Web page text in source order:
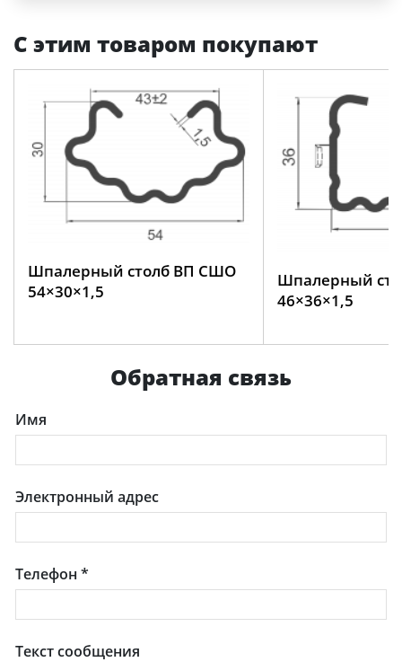
С этим товаром покупают
Шпалерный столб ВП СШО
54×30×1,5
Шпалерный
46×36×1,5
Обратная связь
Имя
Электронный адрес
Телефон*
Текст сообщения